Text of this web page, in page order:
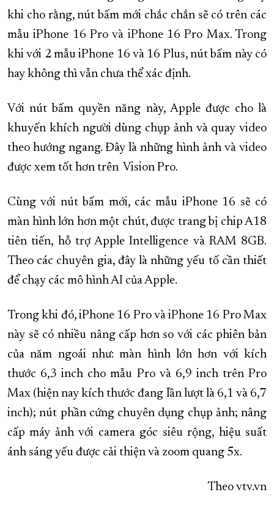
khi cho rằng, nút bấm mới chắc chắn sẽ có trên các
mẫu iPhone 16 Pro và iPhone 16 Pro Max. Trong
khi với 2 mẫu iPhone 16 và 16 Plus, nút bấm này có
hay không thì vẫn chưa thể xác định.
Với nút bấm quyền năng này, Apple được cho là
khuyến khích người dùng chụp ảnh và quay video
theo hướng ngang. Đây là những hình ảnh và video
được xem tốt hơn trên Vision Pro.
Cùng với nút bấm mới, các mẫu ‌iPhone 16‌ sẽ có
màn hình lớn hơn một chút, được trang bị chip A18
tiên tiến, hỗ trợ Apple Intelligence và RAM 8GB.
Theo các chuyên gia, đây là những yếu tố cần thiết
để chạy các mô hình AI của Apple.
Trong khi đó, iPhone 16 Pro và iPhone 16 Pro Max
này sẽ có nhiều nâng cấp hơn so với các phiên bản
của năm ngoái như: màn hình lớn hơn với kích
thước 6,3 inch cho mẫu Pro và 6,9 inch trên Pro
Max (hiện nay kích thước đang lần lượt là 6,1 và 6,7
inch); nút phần cứng chuyên dụng chụp ảnh; nâng
cấp máy ảnh với camera góc siêu rộng, hiệu suất
ánh sáng yếu được cải thiện và zoom quang 5x.
Theo vtv.vn